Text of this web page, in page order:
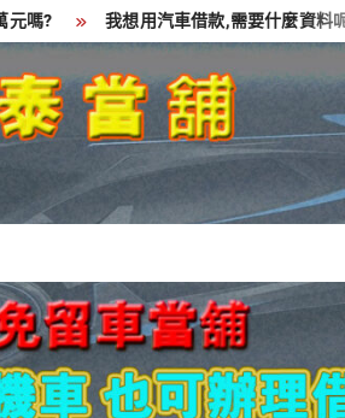
我想用汽車借款,需要什麼資料呢?